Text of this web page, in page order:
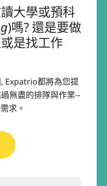
大學或預科
)嗎? 還是要做
是找工作
Expatrio都將為您提
無盡的排隊與作業--
求。